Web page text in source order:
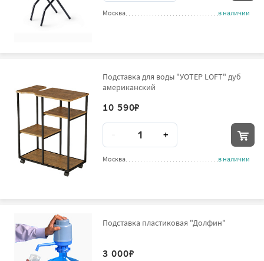
Москва в наличии
Подставка для воды "УОТЕР LOFT" дуб
американский
10 590₽
+
Москва в наличии
Подставка пластиковая "Долфин"
3 000₽